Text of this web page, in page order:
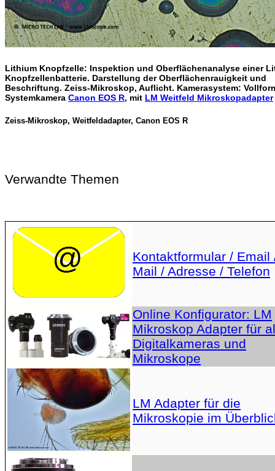
Lithium Knopfzelle: Inspektion und Oberflächenanalyse einer
Knopfzellenbatterie. Darstellung der Oberflächenrauigkeit und
Beschriftung. Zeiss-Mikroskop, Auflicht. Kamerasystem:
Systemkamera Canon EOS R, mit LM Weitfeld Mikroskopadapter
Zeiss-Mikroskop, Weitfeldadapter, Canon EOS R
Verwandte Themen
Kontaktformular / Email
Mail / Adresse / Telefon
Online Konfigurator: LM
Mikroskop Adapter für
Digitalkameras und
Mikroskope
LM Adapter für die
Mikroskopie im